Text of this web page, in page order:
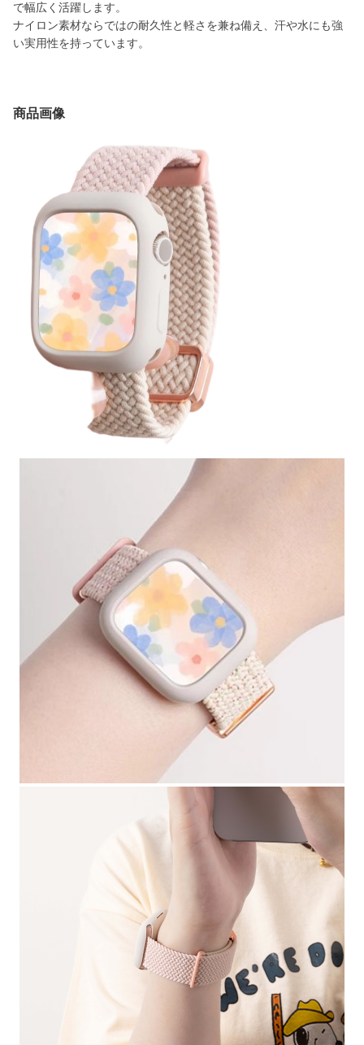
で幅広く活躍します。
ナイロン素材ならではの耐久性と軽さを兼ね備え、汗や水にも強
い実用性を持っています。
商品画像